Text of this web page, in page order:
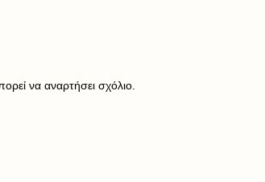
να αναρτήσει σχόλιο.